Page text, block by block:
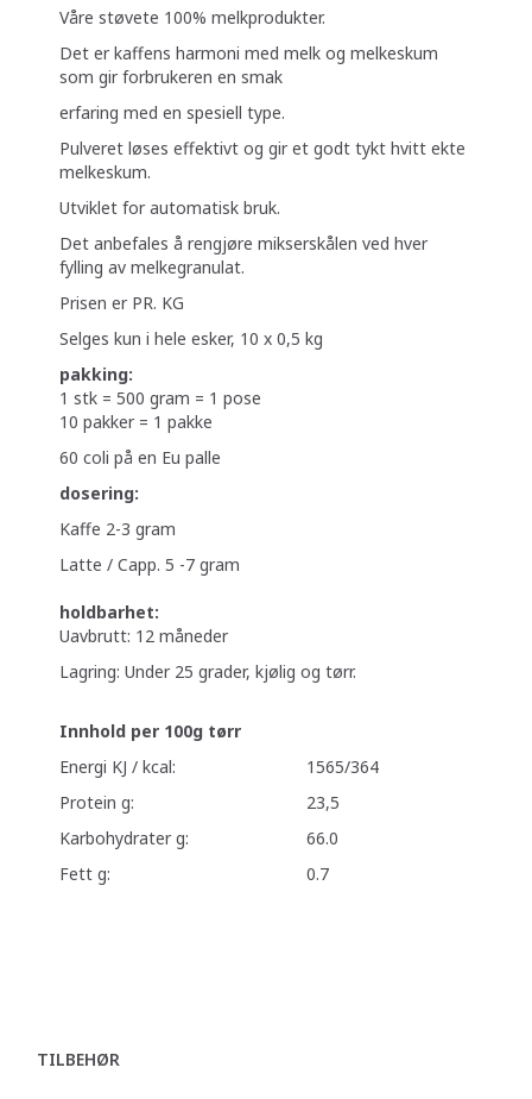
Våre støvete 100% melkprodukter.
Det er kaffens harmoni med melk og melkeskum
som gir forbrukeren en smak
erfaring med en spesiell type.
Pulveret løses effektivt og gir et godt tykt hvitt ekte
melkeskum.
Utviklet for automatisk bruk.
Det anbefales å rengjøre mikserskålen ved hver
fylling av melkegranulat.
Prisen er PR. KG
Selges kun i hele esker, 10 x 0,5 kg
pakking:
1 stk = 500 gram = 1 pose
10 pakker = 1 pakke
60 coli på en Eu palle
dosering:
Kaffe 2-3 gram
Latte / Capp. 5 -7 gram
holdbarhet:
Uavbrutt: 12 måneder
Lagring: Under 25 grader, kjølig og tørr.
Innhold per 100g tørr
Energi KJ / kcal:
1565/364
Protein g:
23,5
Karbohydrater g:
66.0
Fett g:
0.7
TILBEHØR